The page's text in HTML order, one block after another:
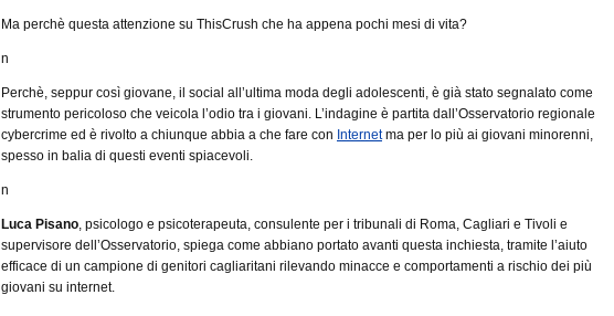
Ma perchè questa attenzione su ThisCrush che ha appena pochi mesi di vita?
n
Perchè, seppur così giovane, il social all’ultima moda degli adolescenti, è già stato segnalato come
strumento pericoloso che veicola l’odio tra i giovani. L’indagine è partita dall’Osservatorio regionale
cybercrime ed è rivolto a chiunque abbia a che fare con Internetma per lo più ai giovani minorenni,
spesso in balia di questi eventi spiacevoli.
n
Luca Pisano, psicologo e psicoterapeuta, consulente per i tribunali di Roma, Cagliari e Tivoli e
supervisore dell’Osservatorio, spiega come abbiano portato avanti questa inchiesta, tramite l’aiuto
efficace di un campione di genitori cagliaritani rilevando minacce e comportamenti a rischio dei più
giovani su internet.